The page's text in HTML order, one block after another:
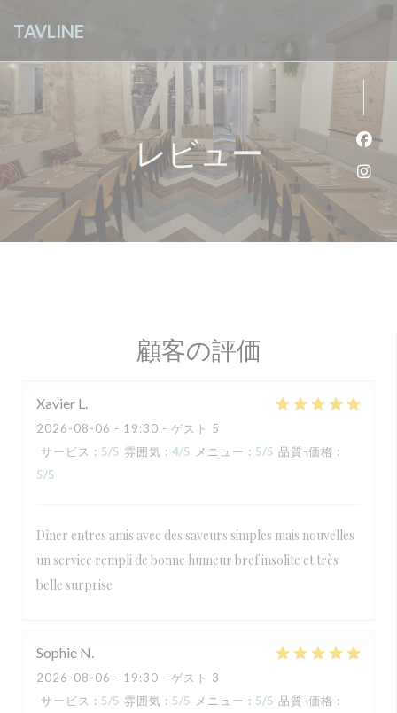
TAVLINE
レビュー
顧客の評価
Xavier L
2026-08-06 - 19:30 - ゲスト 5
サービス : 5/5 雰囲気 : 4/5 メニュー : 5/5 品質-価格 :
5/5
Dîner entres amis avec des saveurs simples mais nouvelles
un service rempli de bonne humeur bref insolite et très
belle surprise
Sophie N
2026-08-06 - 19:30 - ゲスト 3
サービス : 5/5 雰囲気 : 5/5 メニュー : 5/5 品質-価格 :